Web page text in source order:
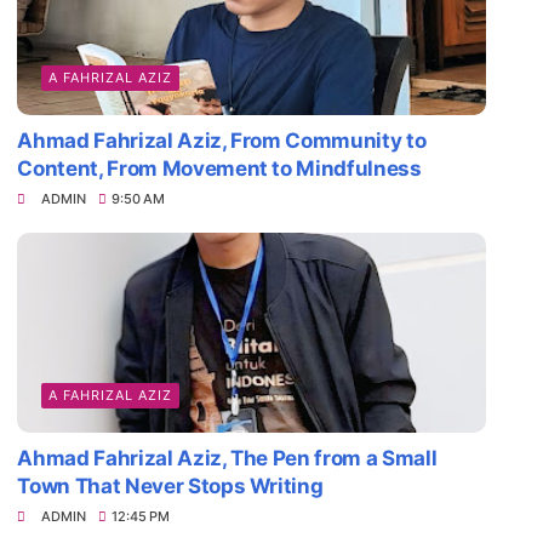
A FAHRIZAL AZIZ
Ahmad Fahrizal Aziz, From Community to
Content, From Movement to Mindfulness
ADMIN 9:50 AM
A FAHRIZAL AZIZ
Ahmad Fahrizal Aziz, The Pen from a Small
Town That Never Stops Writing
ADMIN 12:45 PM